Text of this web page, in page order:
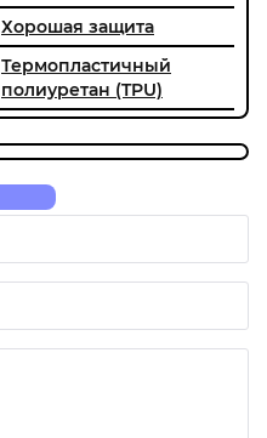
Хорошая защита
Термопластичный
полиуретан (TPU)